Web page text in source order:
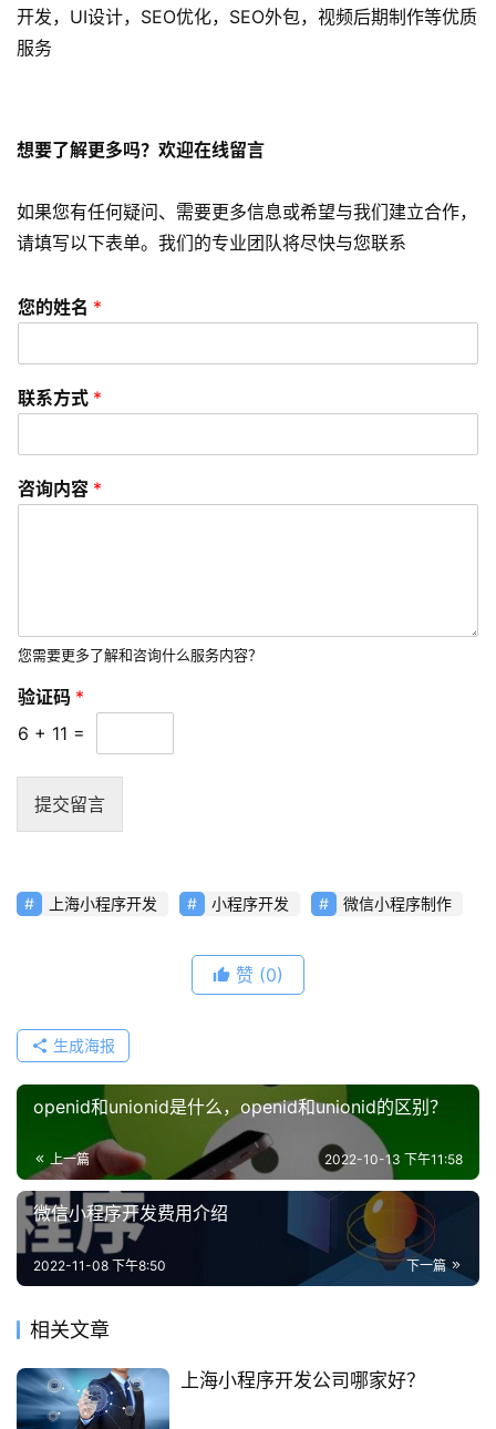
s
化
数
字
营
P
发
讯
享
见
联
开发，UI设计，SEO优化，SEO外包，视频后期制作等优质
服务
想要了解更多吗？欢迎在线留言
如果您有任何疑问、需要更多信息或希望与我们建立合作，
请填写以下表单。我们的专业团队将尽快与您联系
您的姓名 *
联系方式 *
咨询内容 *
您需要更多了解和咨询什么服务内容？
验证码 *
6 + 11 =
提交留言
上海小程序开发 小程序开发 微信小程序制作
赞 (0)
生成海报
openid和unionid是什么，openid和unionid的区别？
上一篇 2022-10-13 下午11:58
微信小程序开发费用介绍
下一篇
2022-11-08 下午8:50
相关文章
上海小程序开发公司哪家好？